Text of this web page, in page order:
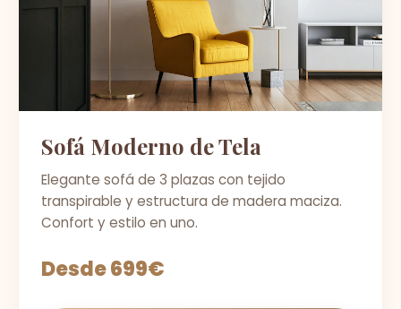
Sofá Moderno de Tela
Elegante sofá de 3 plazas con tejido
transpirable y estructura de madera maciza.
Confort y estilo en uno.
Desde 699€